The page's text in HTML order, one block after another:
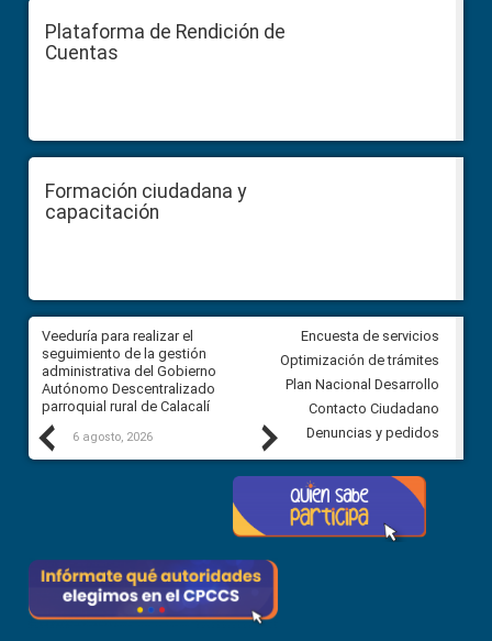
Plataforma de Rendición de
Cuentas
Formación ciudadana y
capacitación
Previous
Veeduría para realizar el
seguimiento de la gestión
administrativa del Gobierno
Autónomo Descentralizado
parroquial rural de Calacalí
6 agosto, 2026
Veeduría para vigilar los
derivados de la Audiencia
comunidad Urbina, parroquia
Carolina
5 agosto, 2026
Next
Encuesta de servicios
Optimización de trámites
Plan Nacional Desarrollo
Contacto Ciudadano
Denuncias y pedidos